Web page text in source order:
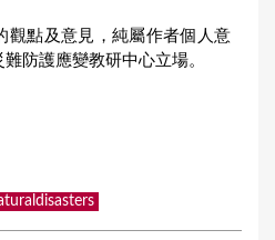
觀點及意見，純屬作者個人意
防護應變教研中心立場。